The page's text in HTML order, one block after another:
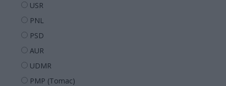
USR
PNL
PSD
AUR
UDMR
PMP (Tomac)